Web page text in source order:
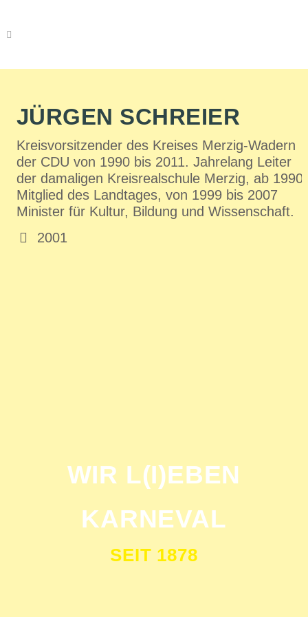
JÜRGEN SCHREIER
Kreisvorsitzender des Kreises Merzig-Wadern
der CDU von 1990 bis 2011. Jahrelang Leiter
der damaligen Kreisrealschule Merzig, ab 1990
Mitglied des Landtages, von 1999 bis 2007
Minister für Kultur, Bildung und Wissenschaft.
2001
WIR L(I)EBEN
KARNEVAL
SEIT 1878